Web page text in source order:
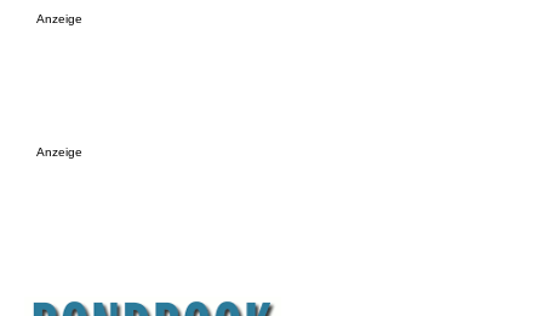
Anzeige
Anzeige